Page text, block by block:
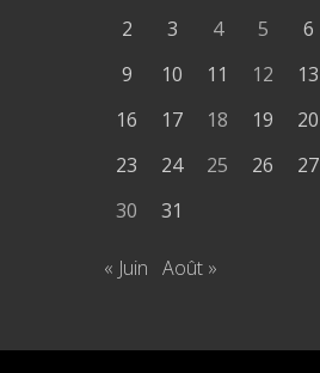
2
3 4 5 6
9
10 11 12 13
16
17 18 19 20
23
24 25 26 27
30
31
« Juin Août »